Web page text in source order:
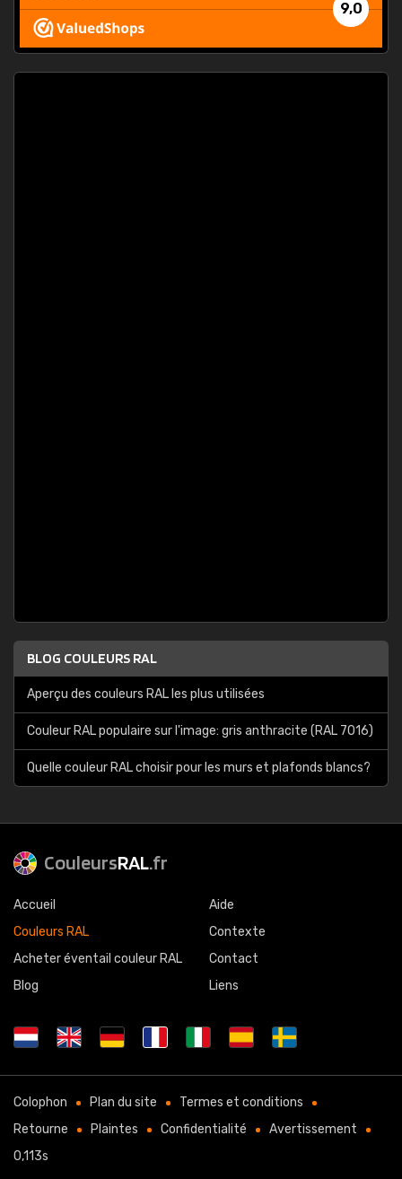
9,0
BLOG COULEURS RAL
Aperçu des couleurs RAL les plus utilisées
Couleur RAL populaire sur l'image: gris anthracite (RAL 7016)
Quelle couleur RAL choisir pour les murs et plafonds blancs?
CouleursRAL.fr
Accueil
Couleurs RAL
Acheter éventail couleur RAL
Blog
Aide
Contexte
Contact
Liens
Colophon Plan du site
Termes et conditions
Retourne
Plaintes Confidentialité
Avertissement
0,113s